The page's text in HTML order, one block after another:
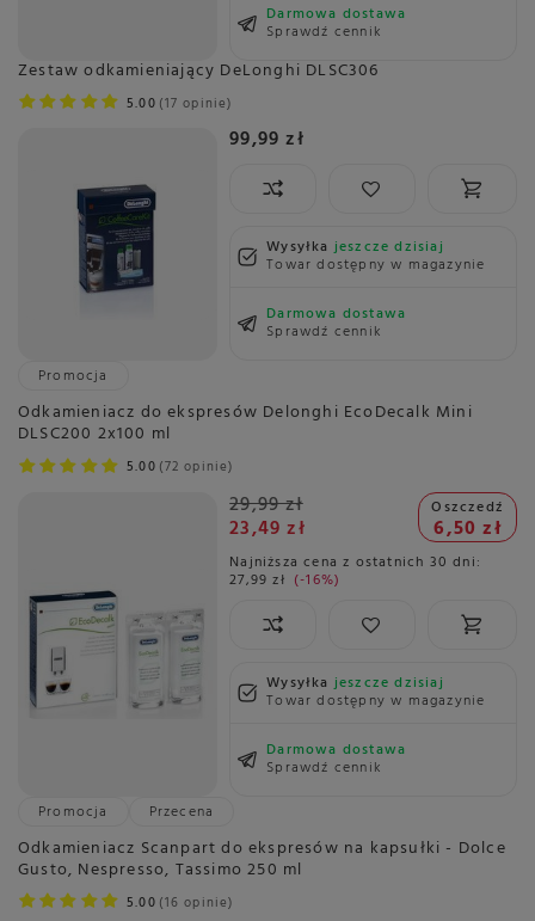
Darmowa dostawa
Sprawdź cennik
Zestaw odkamieniający DeLonghi DLSC306
5.00 17 opinie
99,99 zł
Wysyłkajeszcze dzisiaj
Towar dostępny w magazynie
Darmowa dostawa
Sprawdź cennik
Promocja
Odkamieniacz do ekspresów Delonghi EcoDecalk Mini
DLSC200 2x100 ml
5.00 72 opinie
29,99 zł
23,49 zł
Oszczedź
6,50 zł
Najniższa cena z ostatnich 30 dni:
27,99 zł -16%
Wysyłkajeszcze dzisiaj
Towar dostępny w magazynie
Darmowa dostawa
Sprawdź cennik
Promocja
Przecena
Odkamieniacz Scanpart do ekspresów na kapsułki - Dolce
Gusto, Nespresso, Tassimo 250 ml
5.00 16 opinie